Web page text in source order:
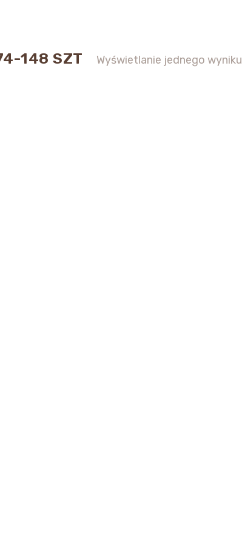
148 SZT Wyświetlanie jednego wyniku